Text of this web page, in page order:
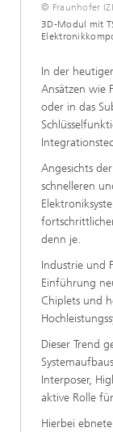
© Fraunhofer
3D-Modul mit
In der
Ansätzen wie
oder in das
Angesichts
schnelleren
denn je.
Industrie und
Einführung
Chiplets und
Dieser Trend
Interposer,
aktive Rolle
Hierbei